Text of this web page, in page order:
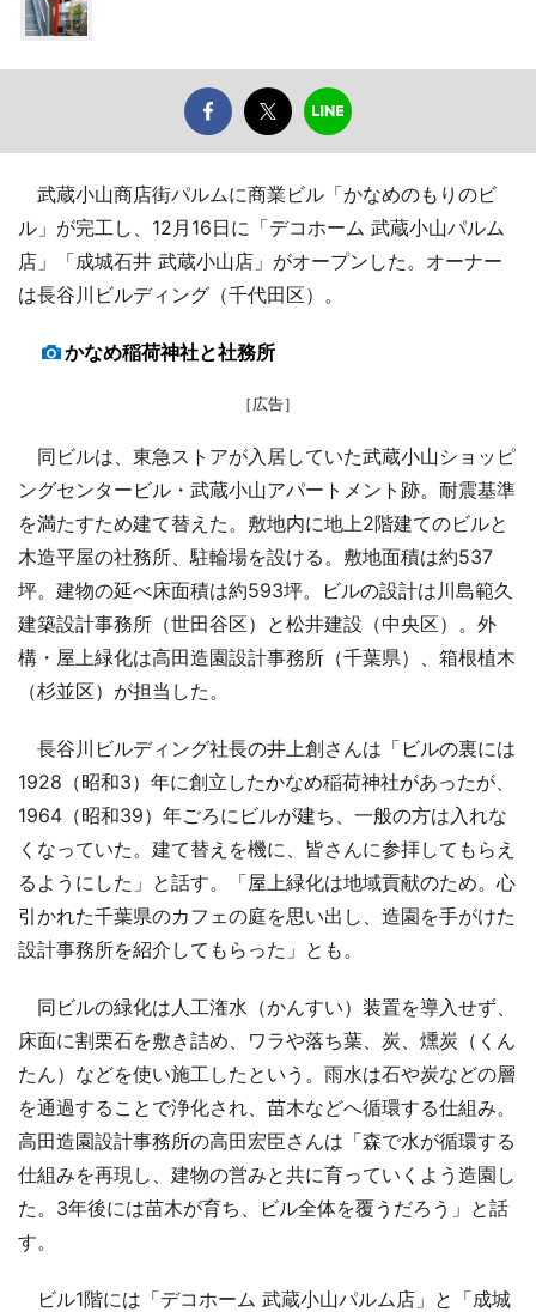
武蔵小山商店街パルムに商業ビル「かなめのもりのビ
ル」が完工し、12月16日に「デコホーム 武蔵小山パルム
店」「成城石井 武蔵小山店」がオープンした。オーナー
は長谷川ビルディング（千代田区）。
かなめ稲荷神社と社務所
［広告］
同ビルは、東急ストアが入居していた武蔵小山ショッピ
ングセンタービル・武蔵小山アパートメント跡。耐震基準
を満たすため建て替えた。敷地内に地上2階建てのビルと
木造平屋の社務所、駐輪場を設ける。敷地面積は約537
坪。建物の延べ床面積は約593坪。ビルの設計は川島範久
建築設計事務所（世田谷区）と松井建設（中央区）。外
構・屋上緑化は高田造園設計事務所（千葉県）、箱根植木
（杉並区）が担当した。
長谷川ビルディング社長の井上創さんは「ビルの裏には
1928（昭和3）年に創立したかなめ稲荷神社があったが、
1964（昭和39）年ごろにビルが建ち、一般の方は入れな
くなっていた。建て替えを機に、皆さんに参拝してもらえ
るようにした」と話す。「屋上緑化は地域貢献のため。心
引かれた千葉県のカフェの庭を思い出し、造園を手がけた
設計事務所を紹介してもらった」とも。
同ビルの緑化は人工潅水（かんすい）装置を導入せず、
床面に割栗石を敷き詰め、ワラや落ち葉、炭、燻炭（くん
たん）などを使い施工したという。雨水は石や炭などの層
を通過することで浄化され、苗木などへ循環する仕組み。
高田造園設計事務所の高田宏臣さんは「森で水が循環する
仕組みを再現し、建物の営みと共に育っていくよう造園し
た。3年後には苗木が育ち、ビル全体を覆うだろう」と話
す。
ビル1階には「デコホーム 武蔵小山パルム店」と「成城